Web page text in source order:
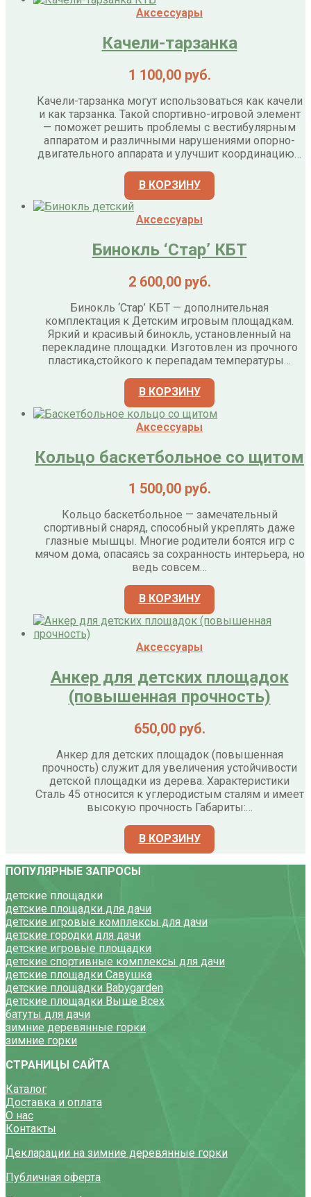
Аксессуары
Качели-тарзанка
1 100,00 руб.
Качели-тарзанка могут использоваться как качели
и как тарзанка. Такой спортивно-игровой элемент
— поможет решить проблемы с вестибулярным
аппаратом и различными нарушениями опорно-
двигательного аппарата и улучшит координацию…
В КОРЗИНУ
Аксессуары
Бинокль ‘Стар’ КБТ
2 600,00 руб.
Бинокль ‘Стар’ КБТ — дополнительная
комплектация к Детским игровым площадкам.
Яркий и красивый бинокль, установленный на
перекладине площадки. Изготовлен из прочного
пластика,стойкого к перепадам температуры…
В КОРЗИНУ
Аксессуары
Кольцо баскетбольное со щитом
1 500,00 руб.
Кольцо баскетбольное — замечательный
спортивный снаряд, способный укреплять даже
глазные мышцы. Многие родители боятся игр с
мячом дома, опасаясь за сохранность интерьера, но
ведь совсем…
В КОРЗИНУ
Аксессуары
Анкер для детских площадок
(повышенная прочность)
650,00 руб.
Анкер для детских площадок (повышенная
прочность) служит для увеличения устойчивости
детской площадки из дерева. Характеристики
Сталь 45 относится к углеродистым сталям и имеет
высокую прочность Габариты:…
В КОРЗИНУ
ПОПУЛЯРНЫЕ ЗАПРОСЫ
детские площадки
детские площадки для дачи
детские игровые комплексы для дачи
детские городки для дачи
детские игровые площадки
детские спортивные комплексы для дачи
детские площадки Савушка
детские площадки Babygarden
детские площадки Выше Всех
батуты для дачи
зимние деревянные горки
зимние горки
СТРАНИЦЫ САЙТА
Каталог
Доставка и оплата
О нас
Контакты
Декларации на зимние деревянные горки
Публичная оферта